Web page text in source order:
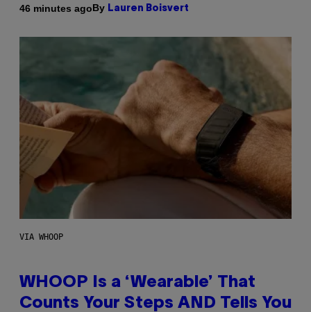
46 minutes agoBy Lauren Boisvert
VIA WHOOP
WHOOP Is a ‘Wearable’ That
Counts Your Steps AND Tells You